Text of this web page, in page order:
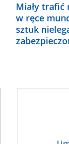
Miały trafić
w ręce
sztuk